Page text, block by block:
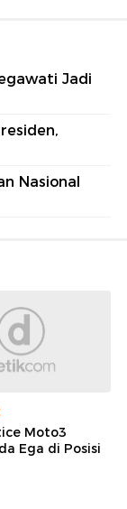
Jadi
Nasional
Moto3
Ega di Posisi